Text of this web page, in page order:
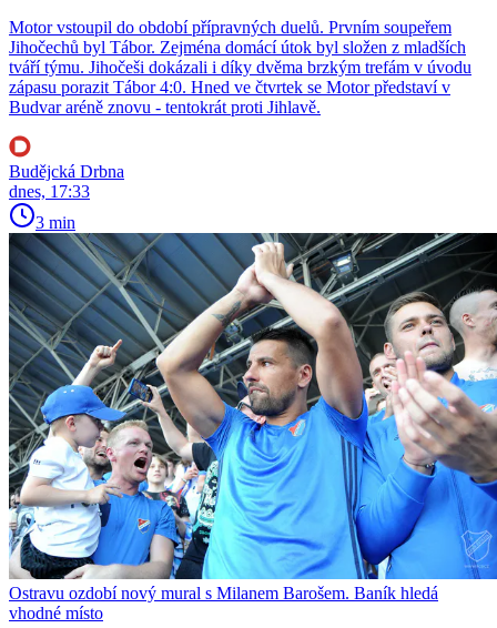
Motor vstoupil do období přípravných duelů. Prvním soupeřem
Jihočechů byl Tábor. Zejména domácí útok byl složen z mladších
tváří týmu. Jihočeši dokázali i díky dvěma brzkým trefám v úvodu
zápasu porazit Tábor 4:0. Hned ve čtvrtek se Motor představí v
Budvar aréně znovu - tentokrát proti Jihlavě.
Budějcká Drbna
dnes, 17:33
3 min
Ostravu ozdobí nový mural s Milanem Barošem. Baník hledá
vhodné místo